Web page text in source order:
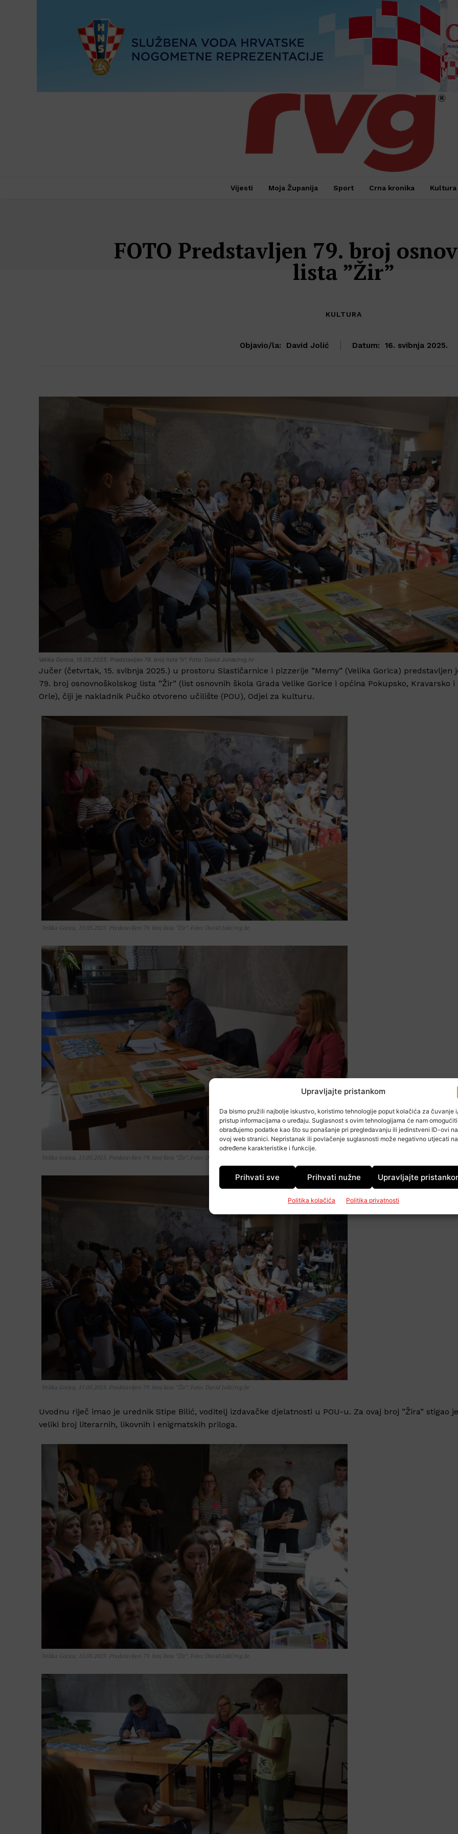
Upravljajte pristankom
Da bismo pružili najbolje iskustvo, koristimo tehnologije poput kolačića za čuvanje
pristup informacijama o uređaju. Suglasnost s ovim tehnologijama će nam
obrađujemo podatke kao što su ponašanje pri pregledavanju ili jedinstveni ID-ovi na
ovoj web stranici. Nepristanak ili povlačenje suglasnosti može negativno utjecati na
određene karakteristike i funkcije.
Prihvati sve Prihvati nužne Upravljajte
Politika kolačića Politika privatnosti
Vijesti Moja Županija Sport Crna kronika Kultura
FOTO Predstavljen 79. broj
lista ”Žir”
KULTURA
Objavio/la: David Jolić Datum: 16. svibnja 2025.
Velika Gorica, 15.05.2025. Predstavljen 79. broj lista ''ir''. Foto: David Joliæ/rvg.hr
Jučer (četvrtak, 15. svibnja 2025.) u prostoru Slastičarnice i pizzerije ”Memy” (Velika Gorica) predstavljen
79. broj osnovnoškolskog lista ”Žir” (list osnovnih škola Grada Velike Gorice i općina Pokupsko, Kravarsko i
Orle), čiji je nakladnik Pučko otvoreno učilište (POU), Odjel za kulturu.
Velika Gorica, 15.05.2025. Predstavljen 79. broj lista ”Žir”. Foto: David Jolić/rvg.hr
Velika Gorica, 15.05.2025. Predstavljen 79. broj lista ”Žir”. Foto: David Jolić/rvg.hr
Velika Gorica, 15.05.2025. Predstavljen 79. broj lista ”Žir”. Foto: David Jolić/rvg.hr
Uvodnu riječ imao je urednik Stipe Bilić, voditelj izdavačke djelatnosti u POU-u. Za ovaj broj ”Žira” stigao je
veliki broj literarnih, likovnih i enigmatskih priloga.
Velika Gorica, 15.05.2025. Predstavljen 79. broj lista ”Žir”. Foto: David Jolić/rvg.hr